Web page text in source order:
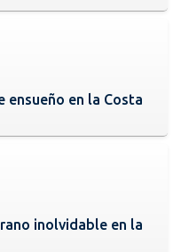
ensueño en la Costa
inolvidable en la